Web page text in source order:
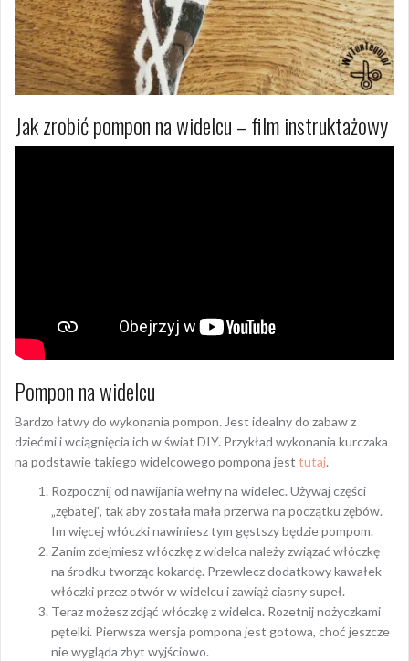
Jak zrobić pompon na widelcu – film instruktażowy
Pompon na widelcu
Bardzo łatwy do wykonania pompon. Jest idealny do zabaw z
dziećmi i wciągnięcia ich w świat DIY. Przykład wykonania kurczaka
na podstawie takiego widelcowego pompona jest tutaj.
Rozpocznij od nawijania wełny na widelec. Używaj części
„zębatej”, tak aby została mała przerwa na początku zębów.
Im więcej włóczki nawiniesz tym gęstszy będzie pompom.
Zanim zdejmiesz włóczkę z widelca należy związać włóczkę
na środku tworząc kokardę. Przewlecz dodatkowy kawałek
włóczki przez otwór w widelcu i zawiąż ciasny supeł.
Teraz możesz zdjąć włóczkę z widelca. Rozetnij nożyczkami
pętelki. Pierwsza wersja pompona jest gotowa, choć jeszcze
nie wygląda zbyt wyjściowo.